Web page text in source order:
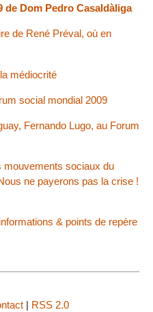
Dom Pedro Casaldàliga
de René Préval, où en
médiocrité
social mondial 2009
Fernando Lugo, au Forum
mouvements sociaux du
ne payerons pas la crise !
& points de repère
| RSS 2.0